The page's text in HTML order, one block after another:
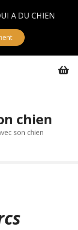
A DU CHIEN
chien
son chien